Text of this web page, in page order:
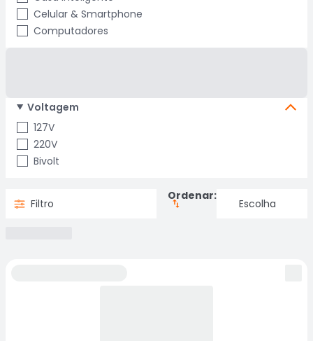
Celular & Smartphone
Computadores
Voltagem
127V
220V
Bivolt
Filtro
Ordenar: